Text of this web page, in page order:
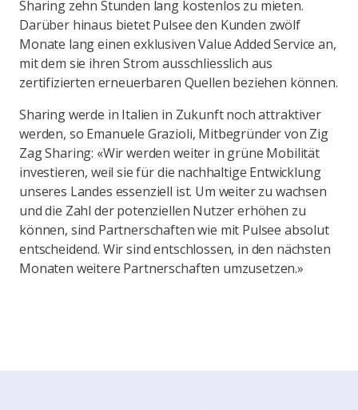
Sharing zehn Stunden lang kostenlos zu mieten.
Darüber hinaus bietet Pulsee den Kunden zwölf
Monate lang einen exklusiven Value Added Service an,
mit dem sie ihren Strom ausschliesslich aus
zertifizierten erneuerbaren Quellen beziehen können.
Sharing werde in Italien in Zukunft noch attraktiver
werden, so Emanuele Grazioli, Mitbegründer von Zig
Zag Sharing: «Wir werden weiter in grüne Mobilität
investieren, weil sie für die nachhaltige Entwicklung
unseres Landes essenziell ist. Um weiter zu wachsen
und die Zahl der potenziellen Nutzer erhöhen zu
können, sind Partnerschaften wie mit Pulsee absolut
entscheidend. Wir sind entschlossen, in den nächsten
Monaten weitere Partnerschaften umzusetzen.»